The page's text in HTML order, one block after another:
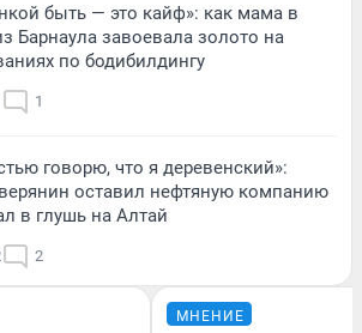
быть — это кайф»: как мама в
Барнаула завоевала золото на
по бодибилдингу
1
говорю, что я деревенский»:
оставил нефтяную компанию
в глушь на Алтай
2
МНЕНИЕ